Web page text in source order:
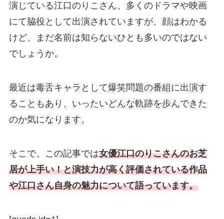
演じている江口のりこさん、多くのドラマや映画
にて脇役として出演されていますが、顔はわかる
けど、まだ名前は知らないひとも多いのではない
でしょうか。
最近は毒舌キャラとして爆笑問題の番組に出演す
ることもあり、いったいどんな軌跡を歩んできた
のか気になります。
そこで、この記事では女優江口のりこさんのお芝
居が上手い！と演技力が高く評価されている作品
や江口さん自身の魅力について語っています。